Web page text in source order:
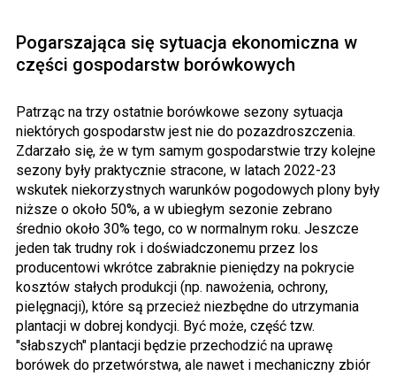
Pogarszająca się sytuacja ekonomiczna w
części gospodarstw borówkowych
Patrząc na trzy ostatnie borówkowe sezony sytuacja
niektórych gospodarstw jest nie do pozazdroszczenia.
Zdarzało się, że w tym samym gospodarstwie trzy kolejne
sezony były praktycznie stracone, w latach 2022-23
wskutek niekorzystnych warunków pogodowych plony były
niższe o około 50%, a w ubiegłym sezonie zebrano
średnio około 30% tego, co w normalnym roku. Jeszcze
jeden tak trudny rok i doświadczonemu przez los
producentowi wkrótce zabraknie pieniędzy na pokrycie
kosztów stałych produkcji (np. nawożenia, ochrony,
pielęgnacji), które są przecież niezbędne do utrzymania
plantacji w dobrej kondycji. Być może, część tzw.
"słabszych" plantacji będzie przechodzić na uprawę
borówek do przetwórstwa, ale nawet i mechaniczny zbiór